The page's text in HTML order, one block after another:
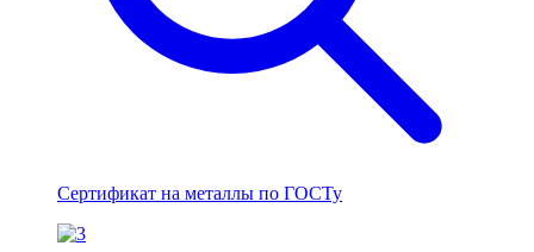
Сертификат на металлы по ГОСТу